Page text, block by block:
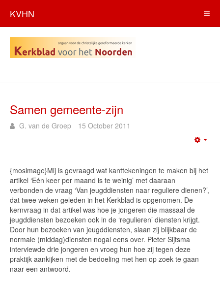
KVHN
Samen gemeente-zijn
G. van de Groep 15 October 2011
{mosimage}Mij is gevraagd wat kanttekeningen te maken bij het
artikel ‘Eén keer per maand is te weinig’ met daaraan
verbonden de vraag ‘Van jeugddiensten naar reguliere dienen?’,
dat twee weken geleden in het Kerkblad is opgenomen. De
kernvraag in dat artikel was hoe je jongeren die massaal de
jeugddiensten bezoeken ook in de ‘regulieren’ diensten krijgt.
Door hun bezoeken van jeugddiensten, slaan zij blijkbaar de
normale (middag)diensten nogal eens over. Pieter Sijtsma
interviewde drie jongeren en vroeg hun hoe zij tegen deze
praktijk aankijken met de bedoeling met hen op zoek te gaan
naar een antwoord.